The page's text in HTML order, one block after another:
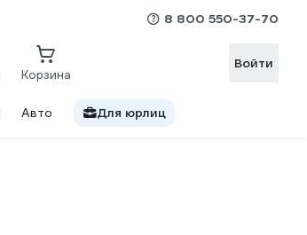
8 800 550-37-70
Корзина
Войти
Авто Для юрлиц